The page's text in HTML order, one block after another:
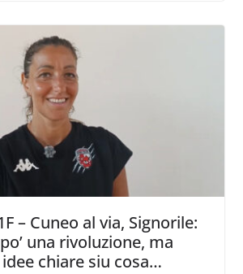
– Cuneo al via, Signorile:
una rivoluzione, ma
chiare siu cosa